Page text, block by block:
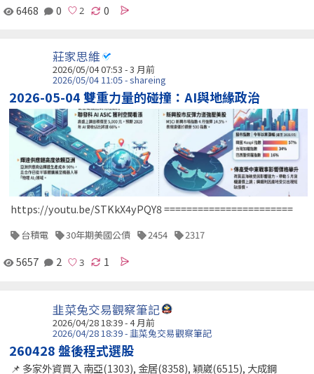
6468 0 0
莊家思維
2026/05/04 07:53 - 3 月前
2026/05/04 11:05 - shareing
2026-05-04 雙重力量的碰撞：AI與地緣政治
https://youtu.be/STKkX4yPQY8 =======================
台積電 30年期美國公債 2454 2317
5657 2 1
韭菜兔交易觀察筆記
2026/04/28 18:39 - 4 月前
2026/04/28 18:39 - 韭菜兔交易觀察筆記
260428 盤後程式選股
📌 多家外資買入 南亞(1303), 金居(8358), 穎崴(6515), 大成鋼